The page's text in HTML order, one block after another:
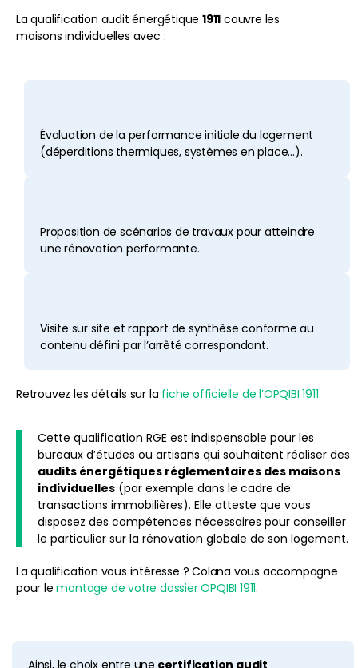
La qualification audit énergétique 1911 couvre les
maisons individuelles avec :
Évaluation de la performance initiale du logement
(déperditions thermiques, systèmes en place…).
Proposition de scénarios de travaux pour atteindre
une rénovation performante.
Visite sur site et rapport de synthèse conforme au
contenu défini par l’arrêté correspondant.
Retrouvez les détails sur la fiche officielle de l’OPQIBI 1911.
Cette qualification RGE est indispensable pour les
bureaux d’études ou artisans qui souhaitent réaliser des
audits énergétiques réglementaires des maisons
individuelles (par exemple dans le cadre de
transactions immobilières). Elle atteste que vous
disposez des compétences nécessaires pour conseiller
le particulier sur la rénovation globale de son logement.
La qualification vous intéresse ? Colana vous accompagne
pour lemontage de votre dossier OPQIBI 1911.
Ainsi, le choix entre une certification audit